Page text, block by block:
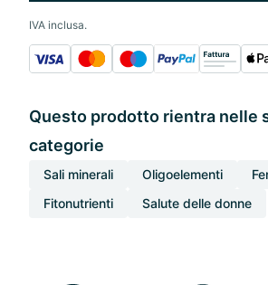
IVA inclusa.
Questo prodotto rientra nelle
categorie
Sali minerali Oligoelementi
Fitonutrienti
Salute delle donne